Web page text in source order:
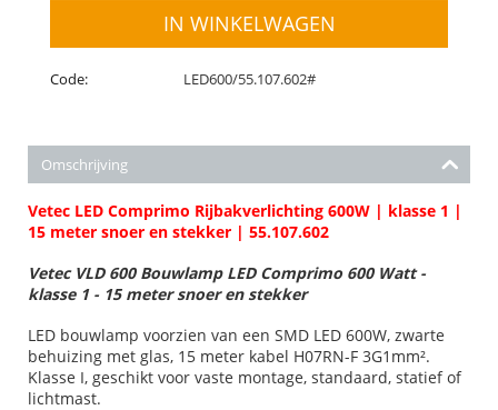
IN WINKELWAGEN
Code: LED600/55.107.602#
Omschrijving
Vetec LED Comprimo Rijbakverlichting 600W | klasse 1 |
15 meter snoer en stekker | 55.107.602
Vetec VLD 600 Bouwlamp LED Comprimo 600 Watt -
klasse 1 - 15 meter snoer en stekker
LED bouwlamp voorzien van een SMD LED 600W, zwarte
behuizing met glas, 15 meter kabel H07RN-F 3G1mm².
Klasse I, geschikt voor vaste montage, standaard, statief of
lichtmast.